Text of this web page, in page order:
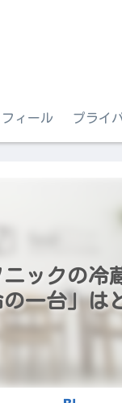
ィール プライ
ックの冷
一台」は